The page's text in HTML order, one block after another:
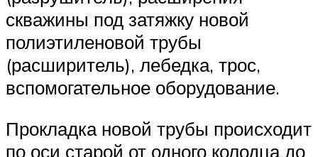
скважины под затяжку новой
полиэтиленовой трубы
(расширитель), лебедка, трос,
вспомогательное оборудование.
Прокладка новой трубы происходит
по оси старой от одного колодца до